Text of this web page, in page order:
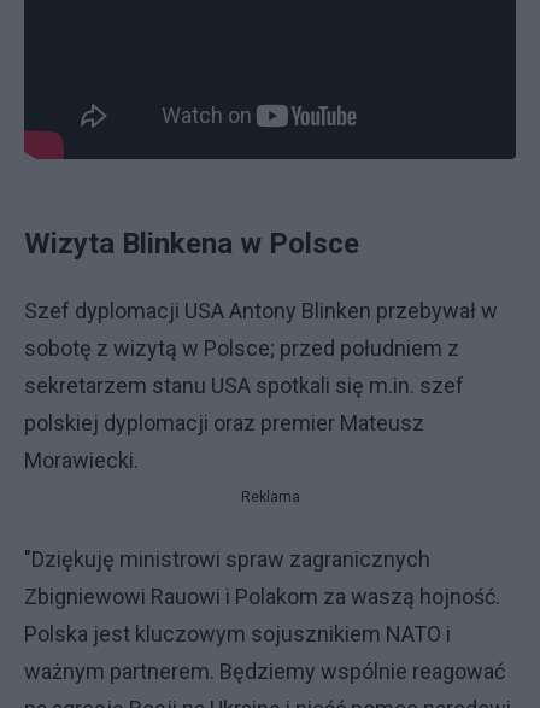
Wizyta Blinkena w Polsce
Szef dyplomacji USA Antony Blinken przebywał w
sobotę z wizytą w Polsce; przed południem z
sekretarzem stanu USA spotkali się m.in. szef
polskiej dyplomacji oraz premier Mateusz
Morawiecki.
Reklama
"Dziękuję ministrowi spraw zagranicznych
Zbigniewowi Rauowi i Polakom za waszą hojność.
Polska jest kluczowym sojusznikiem NATO i
ważnym partnerem. Będziemy wspólnie reagować